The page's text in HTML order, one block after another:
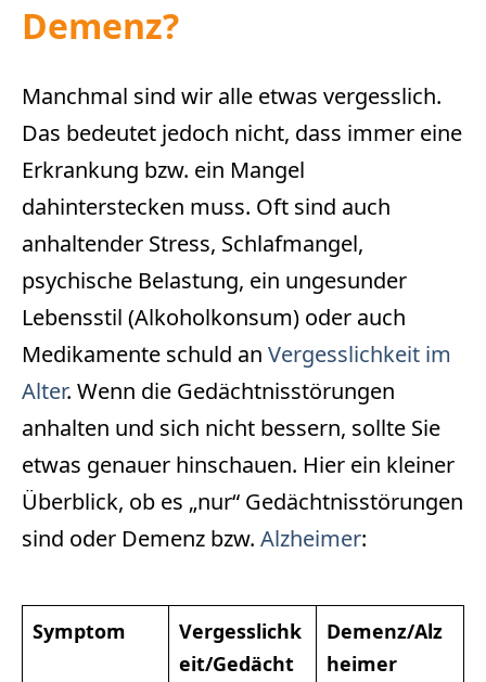
Demenz?
Manchmal sind wir alle etwas vergesslich.
Das bedeutet jedoch nicht, dass immer eine
Erkrankung bzw. ein Mangel
dahinterstecken muss. Oft sind auch
anhaltender Stress, Schlafmangel,
psychische Belastung, ein ungesunder
Lebensstil (Alkoholkonsum) oder auch
Medikamente schuld an Vergesslichkeit im
Alter. Wenn die Gedächtnisstörungen
anhalten und sich nicht bessern, sollte Sie
etwas genauer hinschauen. Hier ein kleiner
Überblick, ob es „nur“ Gedächtnisstörungen
sind oder Demenz bzw. Alzheimer:
Symptom
Vergesslichk
eit/Gedächt
Demenz/Alz
heimer